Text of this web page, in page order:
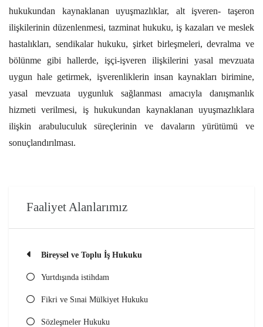
hukukundan kaynaklanan uyuşmazlıklar, alt işveren- taşeron
ilişkilerinin düzenlenmesi, tazminat hukuku, iş kazaları ve meslek
hastalıkları, sendikalar hukuku, şirket birleşmeleri, devralma ve
bölünme gibi hallerde, işçi-işveren ilişkilerini yasal mevzuata
uygun hale getirmek, işverenliklerin insan kaynakları birimine,
yasal mevzuata uygunluk sağlanması amacıyla danışmanlık
hizmeti verilmesi, iş hukukundan kaynaklanan uyuşmazlıklara
ilişkin arabuluculuk süreçlerinin ve davaların yürütümü ve
sonuçlandırılması.
Faaliyet Alanlarımız
Bireysel ve Toplu İş Hukuku
Yurtdışında istihdam
Fikri ve Sınai Mülkiyet Hukuku
Sözleşmeler Hukuku